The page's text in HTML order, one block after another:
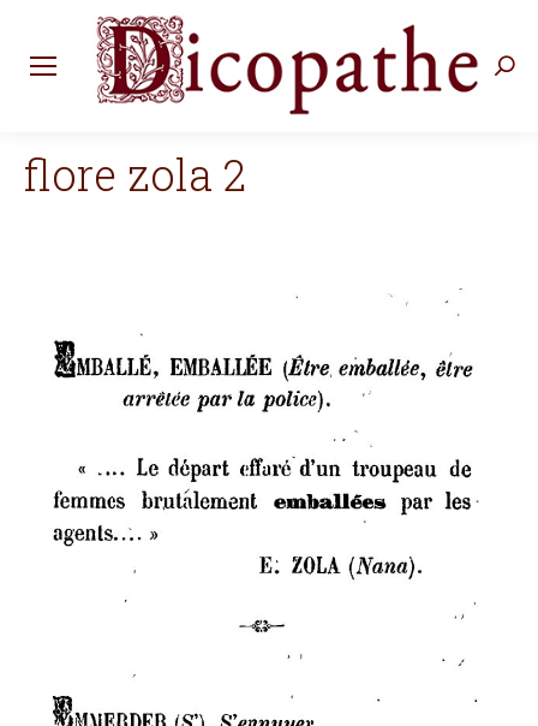
flore zola 2